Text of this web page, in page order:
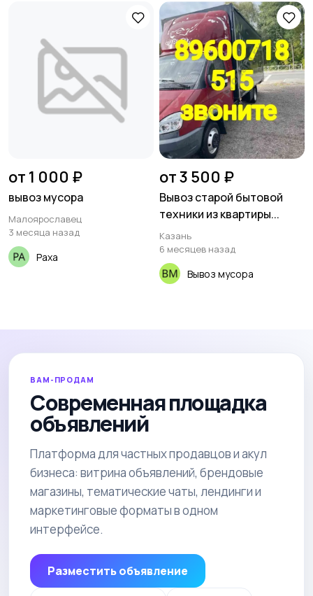
от 1 000 ₽
вывоз мусора
Малоярославец
3 месяца назад
Paxa
от 3 500 ₽
Вывоз старой бытовой
техники из квартиры...
Казань
6 месяцев назад
Вывоз мусора
ВАМ-ПРОДАМ
Современная площадка
объявлений
Платформа для частных продавцов и акул
бизнеса: витрина объявлений, брендовые
магазины, тематические чаты, лендинги и
маркетинговые форматы в одном
интерфейсе.
Разместить объявление